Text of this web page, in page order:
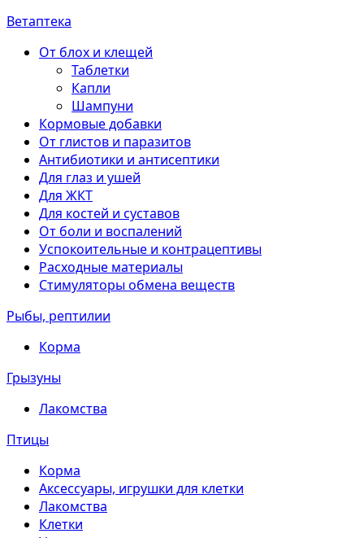
Ветаптека
От блох и клещей
Таблетки
Капли
Шампуни
Кормовые добавки
От глистов и паразитов
Антибиотики и антисептики
Для глаз и ушей
Для ЖКТ
Для костей и суставов
От боли и воспалений
Успокоительные и контрацептивы
Расходные материалы
Стимуляторы обмена веществ
Рыбы, рептилии
Корма
Грызуны
Лакомства
Птицы
Корма
Аксессуары, игрушки для клетки
Лакомства
Клетки